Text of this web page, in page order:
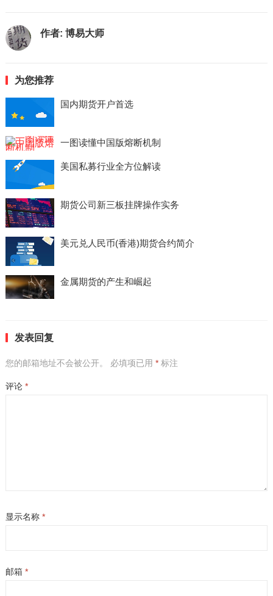
作者: 博易大师
为您推荐
国内期货开户首选
一图读懂中国版熔断机制
美国私募行业全方位解读
期货公司新三板挂牌操作实务
美元兑人民币(香港)期货合约简介
金属期货的产生和崛起
发表回复
您的邮箱地址不会被公开。 必填项已用 *标注
评论 *
显示名称 *
邮箱 *